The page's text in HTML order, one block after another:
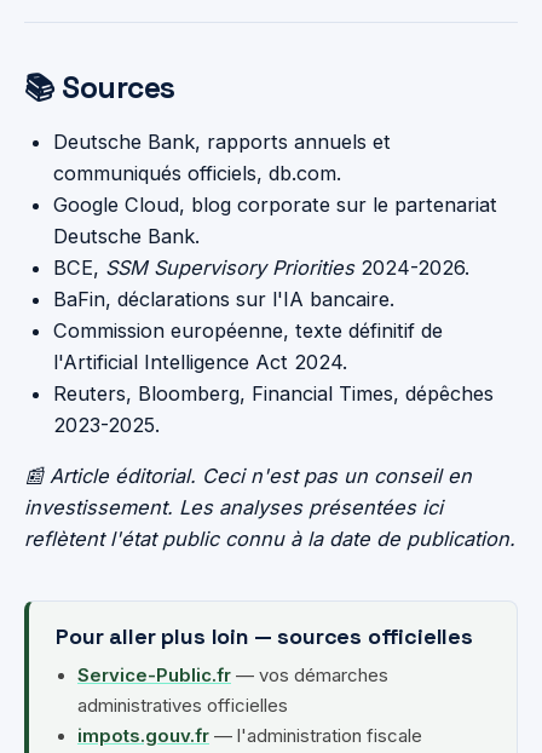
📚 Sources
Deutsche Bank, rapports annuels et
communiqués officiels, db.com.
Google Cloud, blog corporate sur le partenariat
Deutsche Bank.
BCE, SSM Supervisory Priorities2024-2026.
BaFin, déclarations sur l'IA bancaire.
Commission européenne, texte définitif de
l'Artificial Intelligence Act 2024.
Reuters, Bloomberg, Financial Times, dépêches
2023-2025.
📰 Article éditorial. Ceci n'est pas un conseil en
investissement. Les analyses présentées ici
reflètent l'état public connu à la date de publication.
Pour aller plus loin — sources officielles
Service-Public.fr— vos démarches
administratives officielles
impots.gouv.fr— l'administration fiscale